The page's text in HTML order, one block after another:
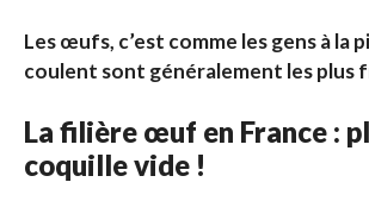
Les œufs, c’est comme les gens à la
coulent sont généralement les plus
La filière œuf en France :
coquille vide !